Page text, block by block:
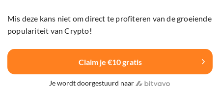
Mis deze kans niet om direct te profiteren van de groeiende
populariteit van Crypto!
Claim je €10 gratis
Je wordt doorgestuurd naar